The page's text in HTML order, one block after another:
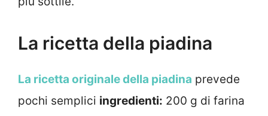
La ricetta della piadina
La ricetta originale della piadina prevede
pochi semplici ingredienti: 200 g di farina